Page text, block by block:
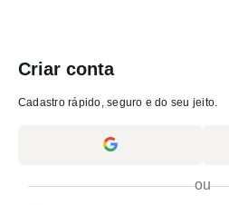
Criar conta
Cadastro rápido, seguro e do seu jeito.
ou